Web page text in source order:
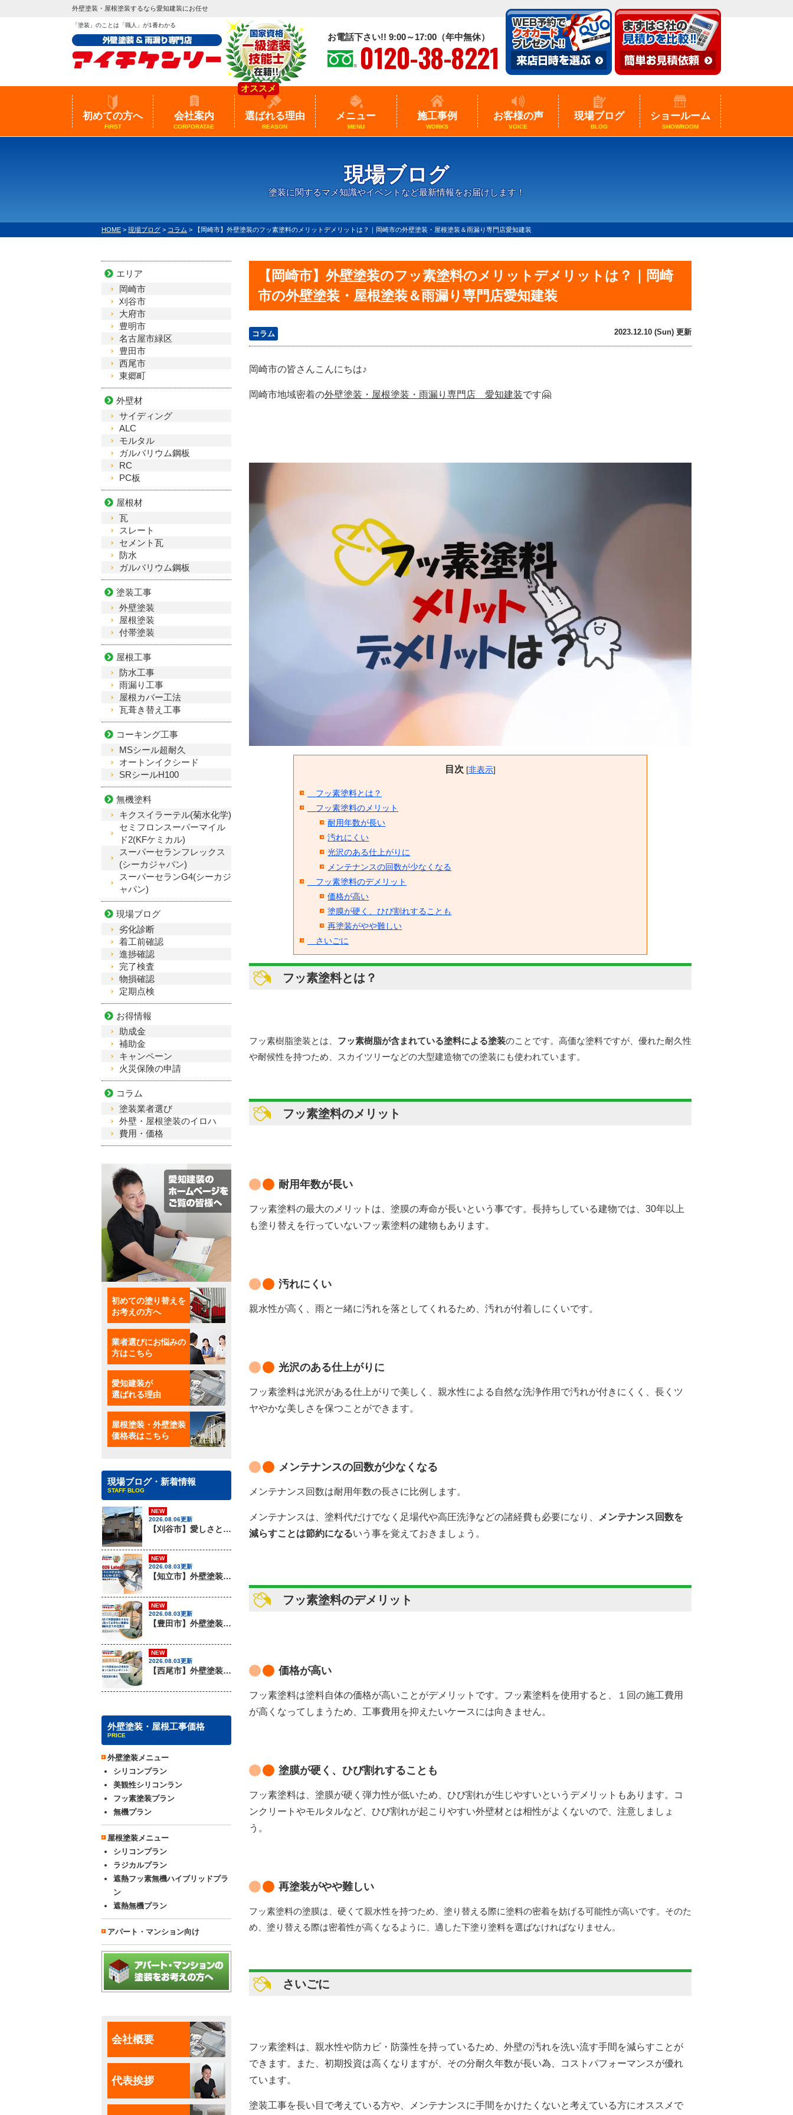
外壁塗装・屋根塗装するなら愛知建装にお任せ
「塗装」のことは「職人」が1番わかる
お電話下さい!! 9:00～17:00（年中無休）
0120-38-8221
初めての方へ
FIRST
会社案内
CORPORATAE
選ばれる理由
REASON
オススメ
メニュー
MENU
施工事例
WORKS
お客様の声
VOICE
現場ブログ
BLOG
ショールーム
SHOWROOM
現場ブログ
塗装に関するマメ知識やイベントなど最新情報をお届けします！
HOME > 現場ブログ > コラム > 【岡崎市】外壁塗装のフッ素塗料のメリットデメリットは？｜岡崎市の外壁塗装・屋根塗装＆雨漏り専門店愛知建装
【岡崎市】外壁塗装のフッ素塗料のメリットデメリットは？｜岡崎
市の外壁塗装・屋根塗装＆雨漏り専門店愛知建装
コラム 2023.12.10 (Sun) 更新
岡崎市の皆さんこんにちは♪
岡崎市地域密着の外壁塗装・屋根塗装・雨漏り専門店 愛知建装です🤗
目次 [非表示]
フッ素塗料とは？
フッ素塗料のメリット
耐用年数が長い
汚れにくい
光沢のある仕上がりに
メンテナンスの回数が少なくなる
フッ素塗料のデメリット
価格が高い
塗膜が硬く、ひび割れすることも
再塗装がやや難しい
さいごに
フッ素塗料とは？
フッ素樹脂塗装とは、 フッ素樹脂が含まれている塗料による塗装のことです。高価な塗料ですが、優れた耐久性
や耐候性を持つため、スカイツリーなどの大型建造物での塗装にも使われています。
フッ素塗料のメリット
耐用年数が長い
フッ素塗料の最大のメリットは、塗膜の寿命が長いという事です。長持ちしている建物では、30年以上
も塗り替えを行っていないフッ素塗料の建物もあります。
汚れにくい
親水性が高く、雨と一緒に汚れを落としてくれるため、汚れが付着しにくいです。
光沢のある仕上がりに
フッ素塗料は光沢がある仕上がりで美しく、親水性による自然な洗浄作用で汚れが付きにくく、長くツ
ヤやかな美しさを保つことができます。
メンテナンスの回数が少なくなる
メンテナンス回数は耐用年数の長さに比例します。
メンテナンスは、塗料代だけでなく足場代や高圧洗浄などの諸経費も必要になり、
メンテナンス回数を
減らすことは節約になるいう事を覚えておきましょう。
フッ素塗料のデメリット
価格が高い
フッ素塗料は塗料自体の価格が高いことがデメリットです。フッ素塗料を使用すると、１回の施工費用
が高くなってしまうため、工事費用を抑えたいケースには向きません。
塗膜が硬く、ひび割れすることも
フッ素塗料は、塗膜が硬く弾力性が低いため、ひび割れが生じやすいというデメリットもあります。コ
ンクリートやモルタルなど、ひび割れが起こりやすい外壁材とは相性がよくないので、注意しましょ
う。
再塗装がやや難しい
フッ素塗料の塗膜は、硬くて親水性を持つため、塗り替える際に塗料の密着を妨げる可能性が高いです。そのた
め、塗り替える際は密着性が高くなるように、適した下塗り塗料を選ばなければなりません。
さいごに
フッ素塗料は、親水性や防カビ・防藻性を持っているため、外壁の汚れを洗い流す手間を減らすことが
できます。また、初期投資は高くなりますが、その分耐久年数が長い為、コストパフォーマンスが優れ
ています。
塗装工事を長い目で考えている方や、メンテナンスに手間をかけたくないと考えている方にオススメで
エリア
岡崎市
刈谷市
大府市
豊明市
名古屋市緑区
豊田市
西尾市
東郷町
外壁材
サイディング
ALC
モルタル
ガルバリウム鋼板
RC
PC板
屋根材
瓦
スレート
セメント瓦
防水
ガルバリウム鋼板
塗装工事
外壁塗装
屋根塗装
付帯塗装
屋根工事
防水工事
雨漏り工事
屋根カバー工法
瓦葺き替え工事
コーキング工事
MSシール超耐久
オートンイクシード
SRシールH100
無機塗料
キクスイラーテル(菊水化学)
セミフロンスーパーマイル
ド2(KFケミカル)
スーパーセランフレックス
(シーカジャパン)
スーパーセランG4(シーカジ
ャパン)
現場ブログ
劣化診断
着工前確認
進捗確認
完了検査
物損確認
定期点検
お得情報
助成金
補助金
キャンペーン
火災保険の申請
コラム
塗装業者選び
外壁・屋根塗装のイロハ
費用・価格
初めての塗り替えを
お考えの方へ
業者選びにお悩みの
方はこちら
愛知建装が
選ばれる理由
屋根塗装・外壁塗装
価格表はこちら
現場ブログ・新着情報
STAFF BLOG
NEW
2026.08.06更新
【刈谷市】愛しさと、ニチハのパミールと、心強さと・・・、屋根材のカバー工法はアイチケンソーへ！！
NEW
2026.08.03更新
【知立市】外壁塗装を行う際に知っておきたい足場組みの重要性『無機塗料専門店の愛知建装』
NEW
2026.08.03更新
【豊田市】外壁塗装を行う際に知っておきたい足場組み立ての注意事項『無機塗料専門店の愛知建装』
NEW
2026.08.03更新
【西尾市】外壁塗装を行う際に知っておきたい足場組み立てのポイント『無機塗料専門店の愛知建装』
外壁塗装・屋根工事価格
PRICE
外壁塗装メニュー
シリコンプラン
美観性シリコンラン
フッ素塗装プラン
無機プラン
屋根塗装メニュー
シリコンプラン
ラジカルプラン
遮熱フッ素無機ハイブリッドプラ
ン
遮熱無機プラン
アパート・マンション向け
会社概要
代表挨拶